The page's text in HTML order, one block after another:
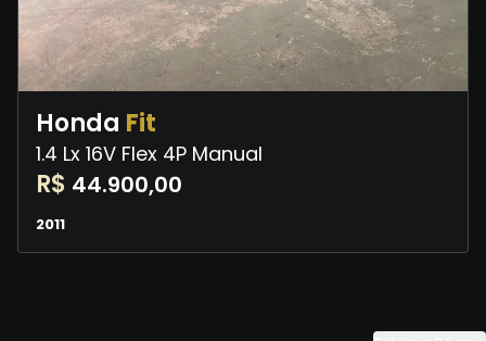
Honda Fit
1.4 Lx 16V Flex 4P Manual
R$ 44.900,00
2011